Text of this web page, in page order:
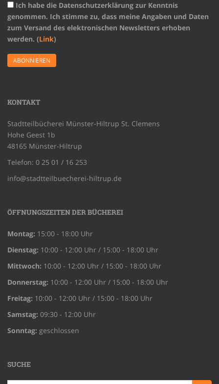
Ich habe die Datenschutzerklärung zur Kenntnis
genommen. Ich stimme zu, dass meine Angaben und Daten
zum Versand des elektronischen Newsletters erhoben
werden. (Link)
KONTAKT
Stadtteilbücherei Münster-Hiltrup St. Clemens
Hohe Geest 1b
48165 Münster-Hiltrup
Telefon: 0 25 01 / 16 253
info@stadtteilbuecherei-hiltrup.de
ÖFFNUNGSZEITEN DER BÜCHEREI
Montag: 15:00 - 18:00 Uhr
Dienstag: 10:00 - 12:00 Uhr / 15:00 - 18:00 Uhr
Mittwoch: 10:00 - 12:00 Uhr / 15:00 - 18:00 Uhr
Donnerstag: 10:00 - 12:00 Uhr / 15:00 - 18:00 Uhr
Freitag: 10:00 - 12:00 Uhr / 15:00 - 18:00 Uhr
Samstag: 09:30 - 12:00 Uhr
Sonntag: geschlossen
SUCHE